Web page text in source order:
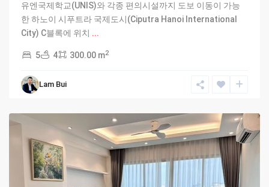
유엔국제학교(UNIS)와 각종 편의시설까지 도보 이동이 가능
한 하노이 시푸트라 국제도시(Ciputra Hanoi International
City) C블록에 위치 ...
5 4 300.00 m2
Lam Bui
Ciputra